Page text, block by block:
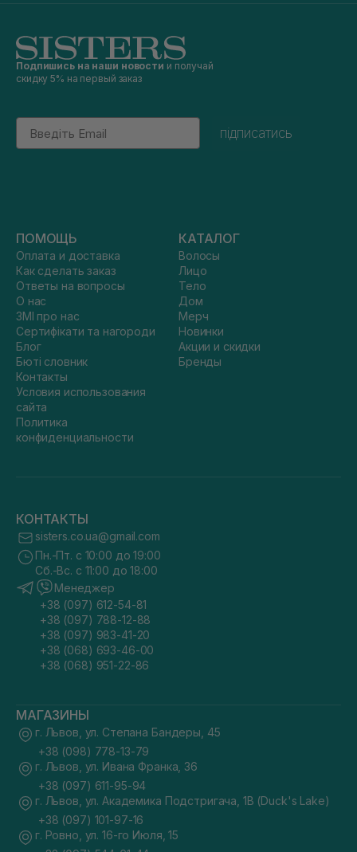
Подпишись на наши новости и получай
скидку 5% на первый заказ
Email
підписатись
ПОМОЩЬ
Оплата и доставка
Как сделать заказ
Ответы на вопросы
О нас
ЗМІ про нас
Сертифікати та нагороди
Блог
Бюті словник
Контакты
Условия использования
сайта
Политика
конфиденциальности
КАТАЛОГ
Волосы
Лицо
Тело
Дом
Мерч
Новинки
Акции и скидки
Бренды
КОНТАКТЫ
sisters.co.ua@gmail.com
Пн.-Пт. с 10:00 до 19:00
Сб.-Вс. с 11:00 до 18:00
Менеджер
+38 (097) 612-54-81
+38 (097) 788-12-88
+38 (097) 983-41-20
+38 (068) 693-46-00
+38 (068) 951-22-86
МАГАЗИНЫ
г. Львов, ул. Степана Бандеры, 45
+38 (098) 778-13-79
г. Львов, ул. Ивана Франка, 36
+38 (097) 611-95-94
г. Львов, ул. Академика Подстригача, 1В (Duck's Lake)
+38 (097) 101-97-16
г. Ровно, ул. 16-го Июля, 15